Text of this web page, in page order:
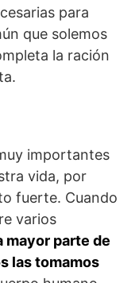
para
que solemos
la ración
importantes
vida, por
fuerte. Cuando
varios
mayor parte de
las tomamos